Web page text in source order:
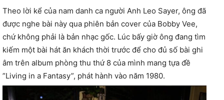
Theo lời kể của nam danh ca người Anh Leo Sayer, ông đã
được nghe bài này qua phiên bản cover của Bobby Vee,
chứ không phải là bản nhạc gốc. Lúc bấy giờ ông đang tìm
kiếm một bài hát ăn khách thời trước để cho đủ số bài ghi
âm trên album phòng thu thứ 8 của mình mang tựa đề
”Living in a Fantasy”, phát hành vào năm 1980.